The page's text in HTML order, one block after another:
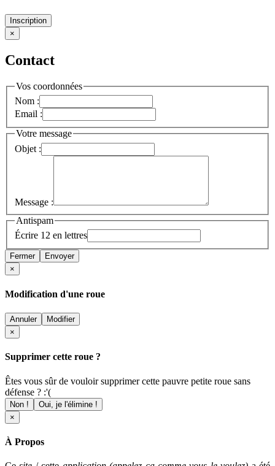
Inscription
×
Contact
Vos coordonnées
Nom :
Email :
Votre message
Objet :
Message :
Antispam
Écrire 12 en lettres
Fermer
Envoyer
×
Modification d'une roue
Annuler
Modifier
×
Supprimer cette roue ?
Êtes vous sûr de vouloir supprimer cette pauvre petite roue sans
défense ? :'(
Non !
Oui, je l'élimine !
×
À Propos